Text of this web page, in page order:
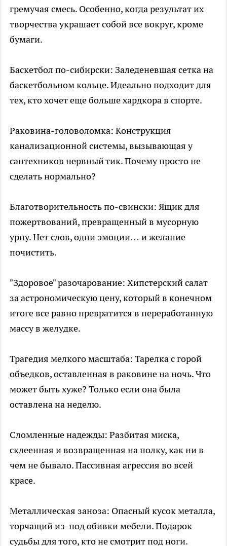
гремучая смесь. Особенно, когда результат их
творчества украшает собой все вокруг, кроме
бумаги.
Баскетбол по-сибирски: Заледеневшая сетка на
баскетбольном кольце. Идеально подходит для
тех, кто хочет еще больше хардкора в спорте.
Раковина-головоломка: Конструкция
канализационной системы, вызывающая у
сантехников нервный тик. Почему просто не
сделать нормально?
Благотворительность по-свински: Ящик для
пожертвований, превращенный в мусорную
урну. Нет слов, одни эмоции… и желание
почистить.
"Здоровое" разочарование: Хипстерский салат
за астрономическую цену, который в конечном
итоге все равно превратится в переработанную
массу в желудке.
Трагедия мелкого масштаба: Тарелка с горой
объедков, оставленная в раковине на ночь. Что
может быть хуже? Только если она была
оставлена на неделю.
Сломленные надежды: Разбитая миска,
склеенная и возвращенная на полку, как ни в
чем не бывало. Пассивная агрессия во всей
красе.
Металлическая заноза: Опасный кусок металла,
торчащий из-под обивки мебели. Подарок
судьбы для того, кто не смотрит под ноги.